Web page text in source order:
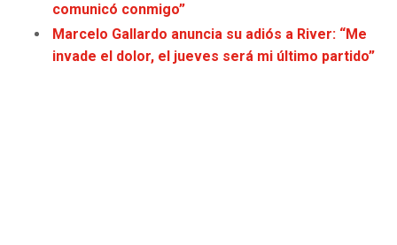
comunicó conmigo”
Marcelo Gallardo anuncia su adiós a River: “Me
invade el dolor, el jueves será mi último partido”